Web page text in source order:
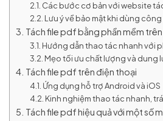
Các bước cơ bản với website
Lưu ý về bảo mật khi dùng
Tách file pdf bằng phần mềm
Hướng dẫn thao tác nhanh với
Mẹo tối ưu chất lượng và dung
Tách file pdf trên điện thoại
Ứng dụng hỗ trợ Android và iOS
Kinh nghiệm thao tác nhanh,
Tách file pdf hiệu quả với một số